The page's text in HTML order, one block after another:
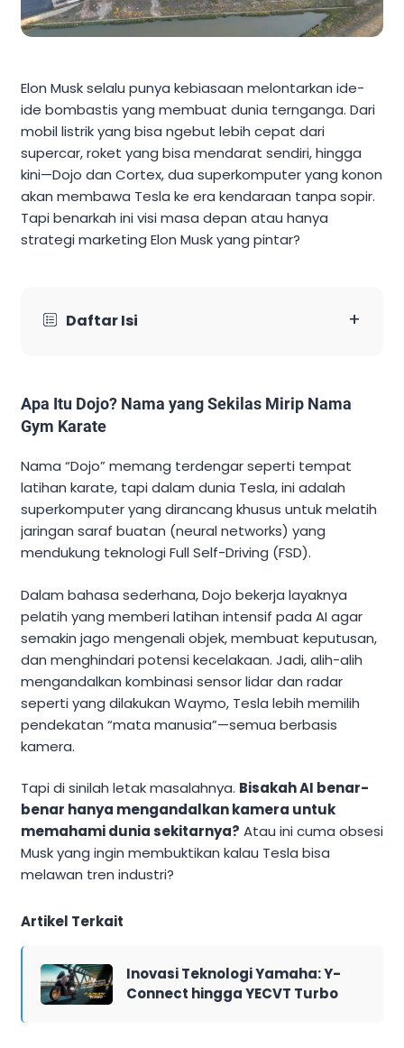
Elon Musk selalu punya kebiasaan melontarkan ide-
ide bombastis yang membuat dunia ternganga. Dari
mobil listrik yang bisa ngebut lebih cepat dari
supercar, roket yang bisa mendarat sendiri, hingga
kini—Dojo dan Cortex, dua superkomputer yang konon
akan membawa Tesla ke era kendaraan tanpa sopir.
Tapi benarkah ini visi masa depan atau hanya
strategi marketing Elon Musk yang pintar?
Daftar Isi +
Apa Itu Dojo? Nama yang Sekilas Mirip Nama
Gym Karate
Nama “Dojo” memang terdengar seperti tempat
latihan karate, tapi dalam dunia Tesla, ini adalah
superkomputer yang dirancang khusus untuk melatih
jaringan saraf buatan (neural networks) yang
mendukung teknologi Full Self-Driving (FSD).
Dalam bahasa sederhana, Dojo bekerja layaknya
pelatih yang memberi latihan intensif pada AI agar
semakin jago mengenali objek, membuat keputusan,
dan menghindari potensi kecelakaan. Jadi, alih-alih
mengandalkan kombinasi sensor lidar dan radar
seperti yang dilakukan Waymo, Tesla lebih memilih
pendekatan “mata manusia”—semua berbasis
kamera.
Tapi di sinilah letak masalahnya. Bisakah AI benar-
benar hanya mengandalkan kamera untuk
memahami dunia sekitarnya? Atau ini cuma obsesi
Musk yang ingin membuktikan kalau Tesla bisa
melawan tren industri?
Artikel Terkait
Inovasi Teknologi Yamaha: Y-
Connect hingga YECVT Turbo